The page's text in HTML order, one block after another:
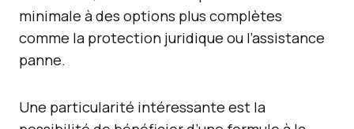
minimale à des options plus complètes
comme la protection juridique ou l’assistance
panne.
Une particularité intéressante est la